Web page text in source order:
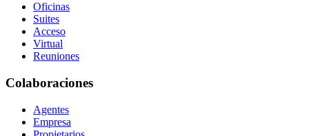
Oficinas
Suites
Acceso
Virtual
Reuniones
Colaboraciones
Agentes
Empresa